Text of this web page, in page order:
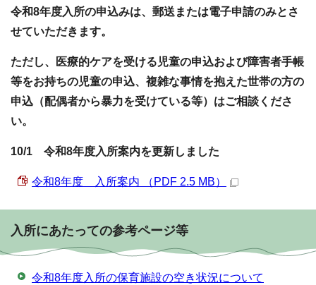
令和8年度入所の申込みは、郵送または電子申請のみとさ
せていただきます。
ただし、医療的ケアを受ける児童の申込および障害者手帳
等をお持ちの児童の申込、複雑な事情を抱えた世帯の方の
申込（配偶者から暴力を受けている等）はご相談くださ
い。
10/1 令和8年度入所案内を更新しました
令和8年度 入所案内 （PDF 2.5 MB）
入所にあたっての参考ページ等
令和8年度入所の保育施設の空き状況について